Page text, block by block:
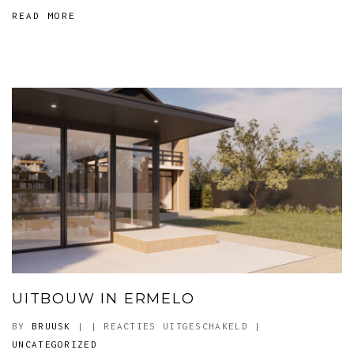
READ MORE
UITBOUW IN ERMELO
BY BRUUSK | | REACTIES UITGESCHAKELD VOOR
|
UNCATEGORIZED